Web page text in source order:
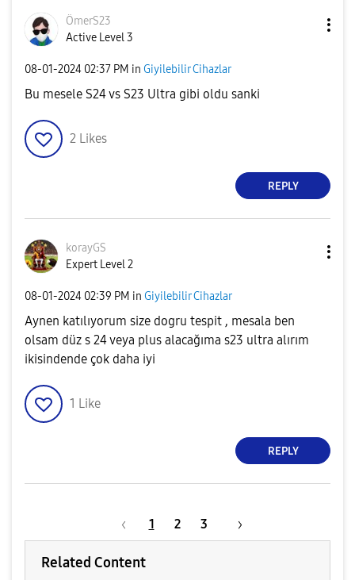
ÖmerS23
Active Level 3
‎08-01-2024 02:37 PM in Giyilebilir Cihazlar
Bu mesele S24 vs S23 Ultra gibi oldu sanki
2 Likes
REPLY
korayGS
Expert Level 2
‎08-01-2024 02:39 PM in Giyilebilir Cihazlar
Aynen katılıyorum size dogru tespit , mesala ben
olsam düz s 24 veya plus alacağıma s23 ultra alırım
ikisindende çok daha iyi
1 Like
REPLY
1 2 3
Related Content